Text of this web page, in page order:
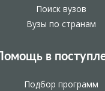
Поиск вузов
Вузы по странам
Помощь в
Подбор программ